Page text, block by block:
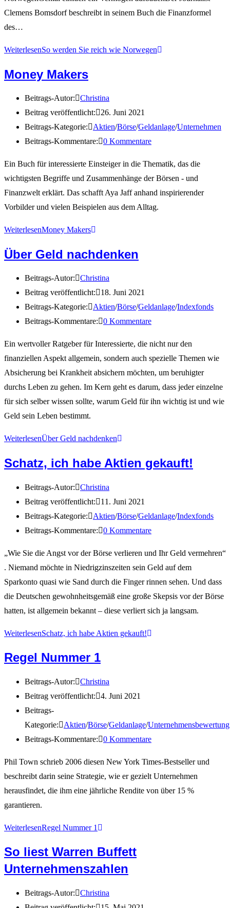
Clemens Bomsdorf beschreibt in seinem Buch die Finanzformel
des…
WeiterlesenSo werden Sie reich wie Norwegen
Money Makers
Beitrags-Autor:
Christina
Beitrag veröffentlicht:
26. Juni 2021
Beitrags-Kategorie:
Aktien/Börse/Geldanlage/Unternehmen
Beitrags-Kommentare:
0 Kommentare
Ein Buch für interessierte Einsteiger in die Thematik, das die
wichtigsten Begriffe und Zusammenhänge der Börsen - und
Finanzwelt erklärt. Das schafft Aya Jaff anhand inspirierender
Vorbilder und vielen Beispielen aus dem Alltag.
WeiterlesenMoney Makers
Über Geld nachdenken
Beitrags-Autor:
Christina
Beitrag veröffentlicht:
18. Juni 2021
Beitrags-Kategorie:
Aktien/Börse/Geldanlage/Indexfonds
Beitrags-Kommentare:
0 Kommentare
Ein wertvoller Ratgeber für Interessierte, die nicht nur den
finanziellen Aspekt allgemein, sondern auch spezielle Themen wie
Absicherung bei Krankheit absichern möchten, um beruhigter
durchs Leben zu gehen. Im Kern geht es darum, dass jeder einzelne
für sich selber wissen sollte, warum Geld für ihn wichtig ist und wie
Geld sein Leben bestimmt.
WeiterlesenÜber Geld nachdenken
Schatz, ich habe Aktien gekauft!
Beitrags-Autor:
Christina
Beitrag veröffentlicht:
11. Juni 2021
Beitrags-Kategorie:
Aktien/Börse/Geldanlage/Indexfonds
Beitrags-Kommentare:
0 Kommentare
„Wie Sie die Angst vor der Börse verlieren und Ihr Geld vermehren“
. Niemand möchte in Niedrigzinszeiten sein Geld auf dem
Sparkonto quasi wie Sand durch die Finger rinnen sehen. Und dass
die Deutschen gewohnheitsgemäß eine große Skepsis vor der Börse
hatten, ist allgemein bekannt – diese verliert sich ja langsam.
WeiterlesenSchatz, ich habe Aktien gekauft!
Regel Nummer 1
Beitrags-Autor:
Christina
Beitrag veröffentlicht:
4. Juni 2021
Beitrags-
Kategorie:
Aktien/Börse/Geldanlage/Unternehmensbewertung
Beitrags-Kommentare:
0 Kommentare
Phil Town schrieb 2006 diesen New York Times-Bestseller und
beschreibt darin seine Strategie, wie er gezielt Unternehmen
herausfindet, die ihm eine jährliche Rendite von über 15 %
garantieren.
WeiterlesenRegel Nummer 1
So liest Warren Buffett
Unternehmenszahlen
Beitrags-Autor:
Christina